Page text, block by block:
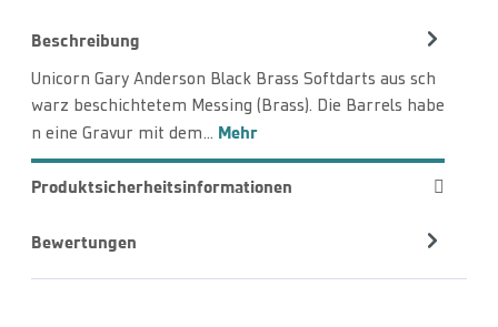
Beschreibung
Unicorn Gary Anderson Black Brass Softdarts aus sch
warz beschichtetem Messing (Brass). Die Barrels habe
n eine Gravur mit dem… Mehr
Produktsicherheitsinformationen
Bewertungen